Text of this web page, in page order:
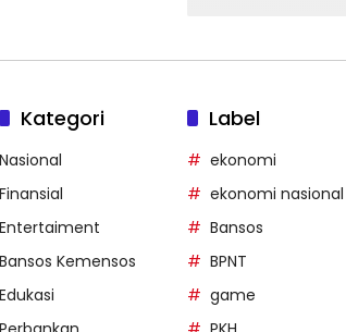
Kategori
Nasional
Finansial
Entertaiment
Bansos Kemensos
Edukasi
Label
ekonomi
ekonomi nasional
Bansos
BPNT
game